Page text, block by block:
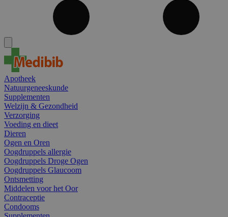
Apotheek
Natuurgeneeskunde
Supplementen
Welzijn & Gezondheid
Verzorging
Voeding en dieet
Dieren
Ogen en Oren
Oogdruppels allergie
Oogdruppels Droge Ogen
Oogdruppels Glaucoom
Ontsmetting
Middelen voor het Oor
Contraceptie
Condooms